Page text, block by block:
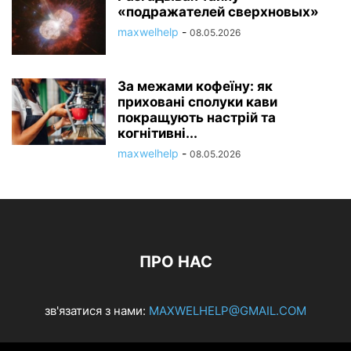
«подражателей сверхновых»
maxwelhelp - 08.05.2026
За межами кофеїну: як
приховані сполуки кави
покращують настрій та
когнітивні...
maxwelhelp - 08.05.2026
ПРО НАС
зв'язатися з нами: MAXWELHELP@GMAIL.COM